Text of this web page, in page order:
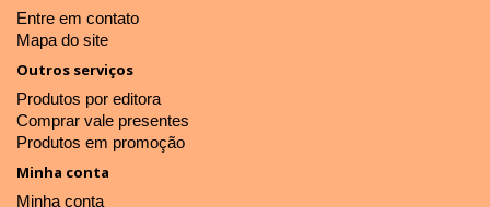
Entre em contato
Mapa do site
Outros serviços
Produtos por editora
Comprar vale presentes
Produtos em promoção
Minha conta
Minha conta